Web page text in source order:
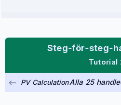
Tutorial
PV CalculationAlla 25